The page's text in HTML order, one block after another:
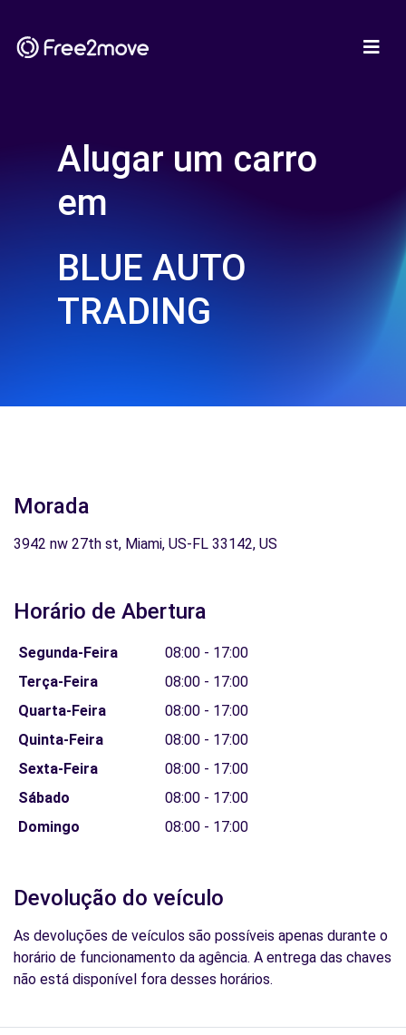
Alugar um carro
em
BLUE AUTO
TRADING
Morada
3942 nw 27th st, Miami, US-FL 33142, US
Horário de Abertura
Segunda-Feira
08:00 - 17:00
Terça-Feira
08:00 - 17:00
Quarta-Feira
08:00 - 17:00
Quinta-Feira
08:00 - 17:00
Sexta-Feira
08:00 - 17:00
Sábado
08:00 - 17:00
Domingo
08:00 - 17:00
Devolução do veículo
As devoluções de veículos são possíveis apenas durante o
horário de funcionamento da agência. A entrega das chaves
não está disponível fora desses horários.